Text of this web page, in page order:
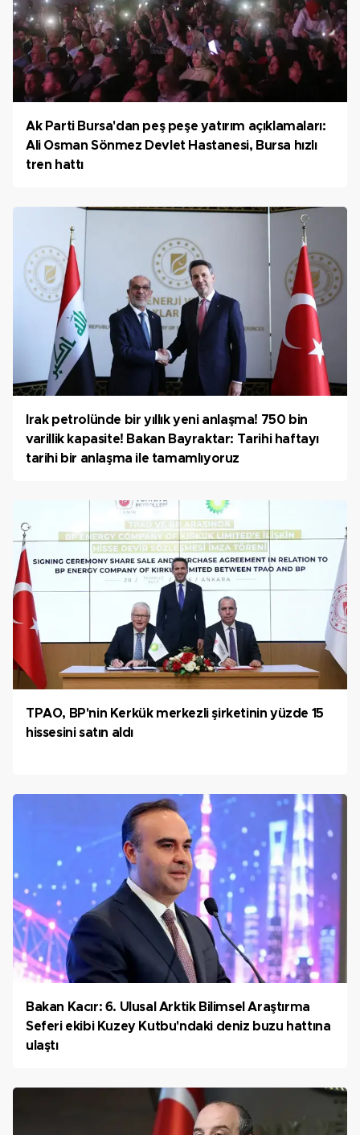
Ak Parti Bursa'dan peş peşe yatırım açıklamaları:
Ali Osman Sönmez Devlet Hastanesi, Bursa hızlı
tren hattı
Irak petrolünde bir yıllık yeni anlaşma! 750 bin
varillik kapasite! Bakan Bayraktar: Tarihi haftayı
tarihi bir anlaşma ile tamamlıyoruz
TPAO, BP'nin Kerkük merkezli şirketinin yüzde 15
hissesini satın aldı
Bakan Kacır: 6. Ulusal Arktik Bilimsel Araştırma
Seferi ekibi Kuzey Kutbu'ndaki deniz buzu hattına
ulaştı